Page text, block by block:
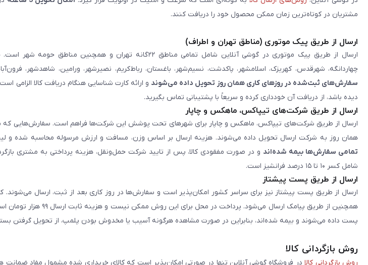
مشتریان در کوتاه‌ترین زمان ممکن محصول خود را دریافت کنند.
ارسال از طریق پیک موتوری (مناطق تهران و اطراف)
ارسال از طریق پیک موتوری در گوشی آنلاین شامل تمامی مناطق ۲۲گانه
چهاردانگه، شهرقدس، کهریزک، اسلامشهر، پاکدشت، نسیم‌شهر، باغستان، رباط‌کریم، نصیرشهر، ورامین، شاهدشهر،
سفارش‌های ثبت‌شده در روزهای کاری همان روز تحویل داده می‌شوند و ارائه کارت شناسایی هنگام دریافت کالا
دیده باشد، از دریافت آن خودداری کرده و سریعاً با پشتیبانی تماس بگیرید.
ارسال از طریق شرکت‌های تیپاکس، ماهکس و چاپار
همان روز به شرکت ارسال تحویل داده می‌شوند. هزینه ارسال بر اساس وزن، مسافت و ارزش مرسوله محاسبه شده و
تمامی سفارش‌ها بیمه شده‌اند و در صورت مفقودی کالا، پس از تایید شرکت حمل‌ونقل، هزینه پرداختی به مشتری
شامل کسر ۱۰ تا ۱۵ درصد فرانشیز است.
ارسال از طریق پست پیشتاز
ارسال از طریق پست پیشتاز نیز برای سراسر کشور امکان‌پذیر است و سفارش‌ها در روز کاری بعد از ثبت، ارسال
همچنین از طریق پیامک ارسال
پست داده می‌شوند و بیمه شده‌اند، بنابراین در صورت مشاهده هرگونه آسیب یا مخدوش بودن پلمپ، از تحویل گرفتن
روش بازگردانی کالا
روش بازگردانی کالا در فروشگاه گوشی آنلاین تنها در صورتی امکان‌پذیر است که کالای خریداری شده مشمول مفاد ضمانت